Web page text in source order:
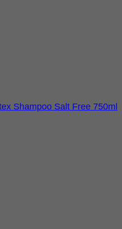
Shampoo Salt Free 750ml